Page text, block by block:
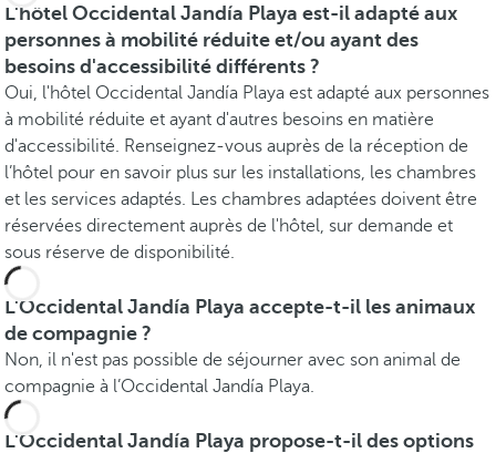
L'hôtel Occidental Jandía Playa est-il adapté aux
personnes à mobilité réduite et/ou ayant des
besoins d'accessibilité différents ?
Oui, l'hôtel Occidental Jandía Playa est adapté aux personnes
à mobilité réduite et ayant d'autres besoins en matière
d'accessibilité. Renseignez-vous auprès de la réception de
l’hôtel pour en savoir plus sur les installations, les chambres
et les services adaptés. Les chambres adaptées doivent être
réservées directement auprès de l'hôtel, sur demande et
sous réserve de disponibilité.
L'Occidental Jandía Playa accepte-t-il les animaux
de compagnie ?
Non, il n'est pas possible de séjourner avec son animal de
compagnie à l’Occidental Jandía Playa.
L'Occidental Jandía Playa propose-t-il des options